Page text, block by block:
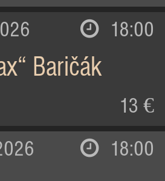
18:00
Baričák
13 €
18:00